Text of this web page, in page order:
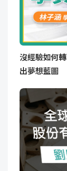
沒經驗如何
出夢想藍圖